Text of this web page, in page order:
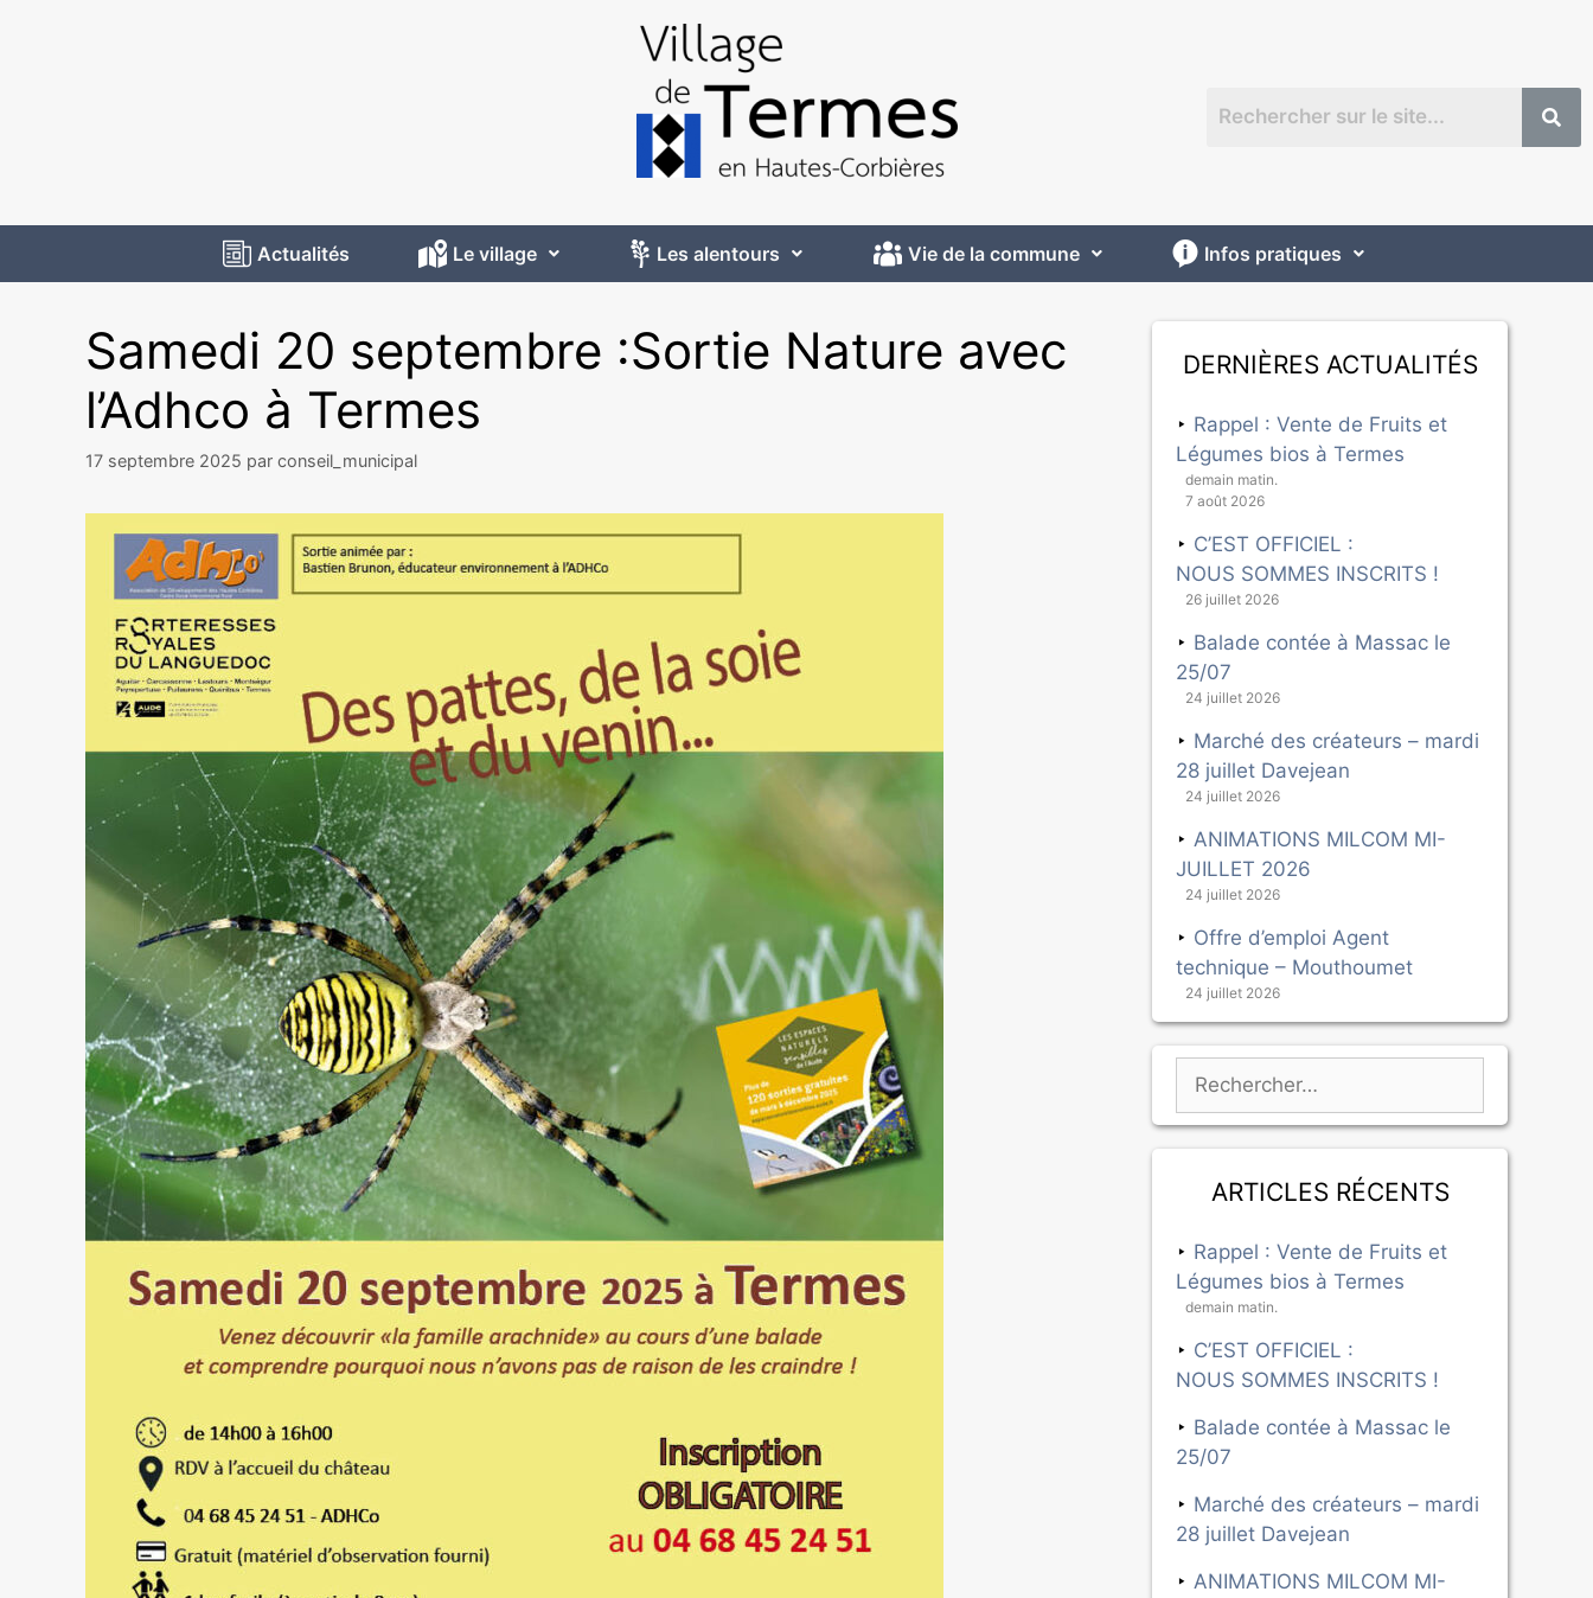
Actualités Le village Les alentours Vie de la commune Infos pratiques
Samedi 20 septembre :Sortie Nature avec
l’Adhco à Termes
17 septembre 2025 par conseil_municipal
Dernières actualités
Rappel : Vente de Fruits et
Légumes bios à Termes
demain matin.
7 août 2026
C’EST OFFICIEL :
NOUS SOMMES INSCRITS !
26 juillet 2026
Balade contée à Massac le
25/07
24 juillet 2026
Marché des créateurs – mardi
28 juillet Davejean
24 juillet 2026
ANIMATIONS MILCOM MI-
JUILLET 2026
24 juillet 2026
Offre d’emploi Agent
technique – Mouthoumet
24 juillet 2026
Articles récents
Rappel : Vente de Fruits et
Légumes bios à Termes
demain matin.
C’EST OFFICIEL :
NOUS SOMMES INSCRITS !
Balade contée à Massac le
25/07
Marché des créateurs – mardi
28 juillet Davejean
ANIMATIONS MILCOM MI-